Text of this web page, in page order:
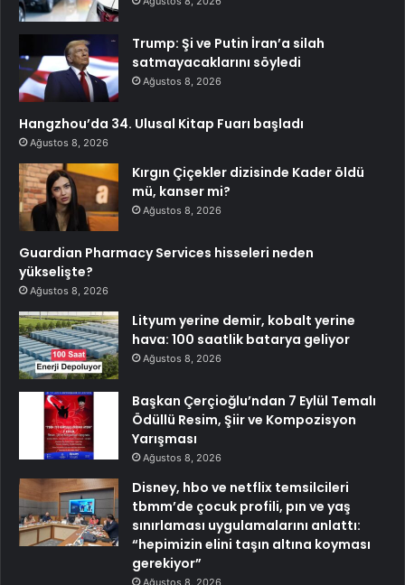
Trump: Şi ve Putin İran’a silah
satmayacaklarını söyledi
Ağustos 8, 2026
Hangzhou’da 34. Ulusal Kitap Fuarı başladı
Ağustos 8, 2026
Kırgın Çiçekler dizisinde Kader öldü
mü, kanser mi?
Ağustos 8, 2026
Guardian Pharmacy Services hisseleri neden
yükselişte?
Ağustos 8, 2026
Lityum yerine demir, kobalt yerine
hava: 100 saatlik batarya geliyor
Ağustos 8, 2026
Başkan Çerçioğlu’ndan 7 Eylül Temalı
Ödüllü Resim, Şiir ve Kompozisyon
Yarışması
Ağustos 8, 2026
Disney, hbo ve netflix temsilcileri
tbmm’de çocuk profili, pın ve yaş
sınırlaması uygulamalarını anlattı:
“hepimizin elini taşın altına koyması
gerekiyor”
Ağustos 8, 2026